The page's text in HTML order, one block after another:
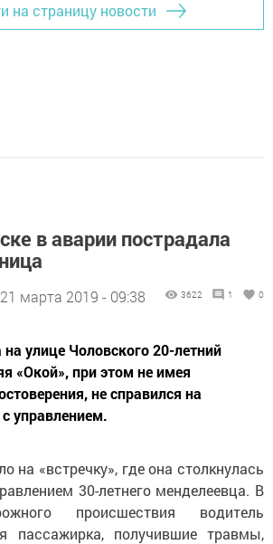
на страницу новости
в аварии пострадала
21 марта 2019 - 09:38 3622 1 0
улице Чоловского 20-летний
«Окой», при этом не имея
не справился на
управлением.
на «встречку», где она столкнулась
30-летнего менделеевца. В
происшествия водитель
пассажирка, получившие травмы,